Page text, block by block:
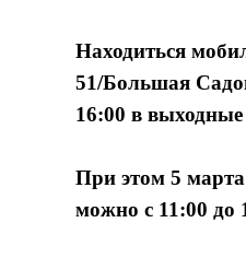
Находиться
51/Большая
16:00 в
При этом 5
можно с 11:00 до